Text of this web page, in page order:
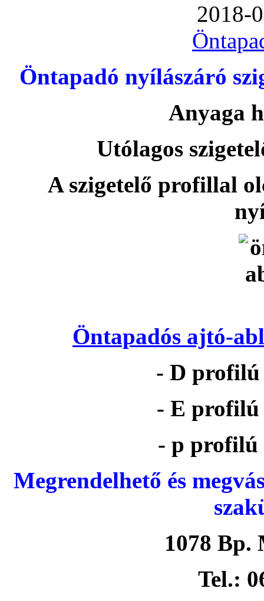
2018-
Öntapadó nyílászáró
Anyaga
Utólagos
A szigetelő profillal
Öntapadós ajtó-
- D profilú
- E profilú
- p profilú
Megrendelhető és
1078 Bp.
Tel.: